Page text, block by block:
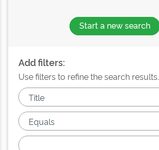
Start a new search
Add filters:
Use filters to refine the search results.